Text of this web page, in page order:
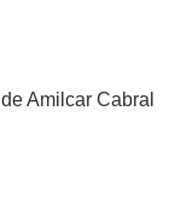
Amilcar Cabral